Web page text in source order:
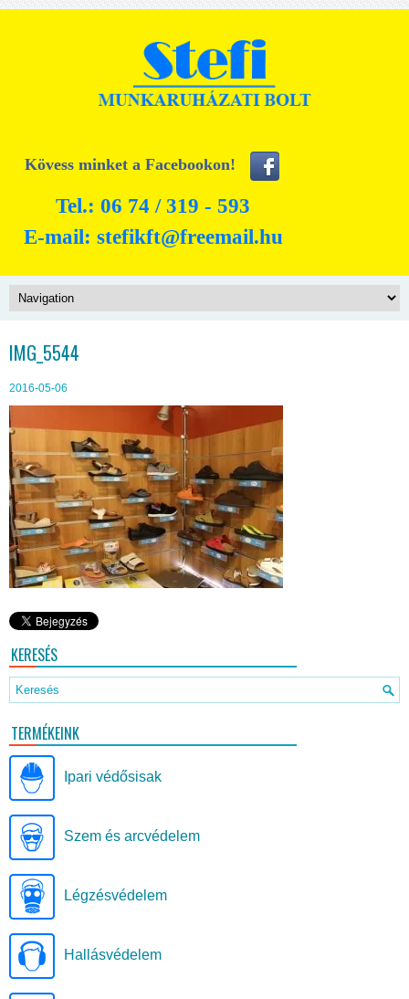
Kövess minket a Facebookon!
Tel.: 06 74 / 319 - 593
E-mail: stefikft@freemail.hu
IMG_5544
2016-05-06
KERESÉS
TERMÉKEINK
Ipari védősisak
Szem és arcvédelem
Légzésvédelem
Hallásvédelem